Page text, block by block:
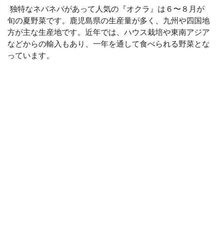
独特なネバネバがあって人気の『オクラ』は６〜８月が
旬の夏野菜です。鹿児島県の生産量が多く、九州や四国地
方が主な生産地です。近年では、ハウス栽培や東南アジア
などからの輸入もあり、一年を通して食べられる野菜とな
っています。